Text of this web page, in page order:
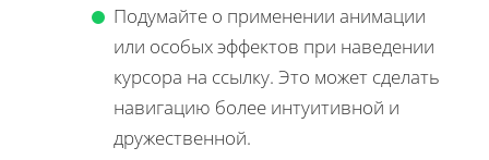
Подумайте о применении анимации
или особых эффектов при наведении
курсора на ссылку. Это может сделать
навигацию более интуитивной и
дружественной.